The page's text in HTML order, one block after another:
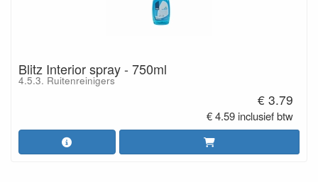
Blitz Interior spray - 750ml
4.5.3. Ruitenreinigers
€ 3.79
€ 4.59 inclusief btw